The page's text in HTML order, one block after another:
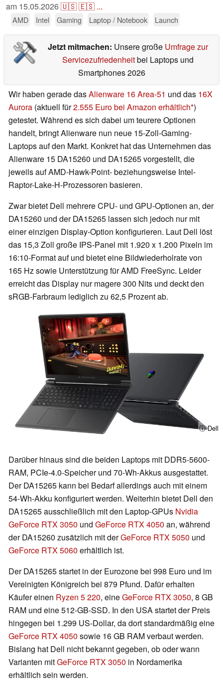
am 15.05.2026🇺🇸🇪🇸 ...
AMD Intel Gaming Laptop / Notebook Launch
Jetzt mitmachen: Unsere große Umfrage zur
Servicezufriedenheitbei Laptops und
Smartphones 2026
Wir haben gerade dasAlienware 16 Area-51 und das 16X
Aurora (aktuell für2.555 Euro bei Amazon erhältlich )
getestet. Während es sich dabei um teurere Optionen
handelt, bringt Alienware nun neue 15-Zoll-Gaming-
Laptops auf den Markt. Konkret hat das Unternehmen das
Alienware 15 DA15260 und DA15265 vorgestellt, die
jeweils auf AMD-Hawk-Point- beziehungsweise Intel-
Raptor-Lake-H-Prozessoren basieren.
Zwar bietet Dell mehrere CPU- und GPU-Optionen an, der
DA15260 und der DA15265 lassen sich jedoch nur mit
einer einzigen Display-Option konfigurieren. Laut Dell löst
das 15,3 Zoll große IPS-Panel mit 1.920 x 1.200 Pixeln im
16:10-Format auf und bietet eine Bildwiederholrate von
165 Hz sowie Unterstützung für AMD FreeSync. Leider
erreicht das Display nur magere 300 Nits und deckt den
sRGB-Farbraum lediglich zu 62,5 Prozent ab.
ⓘ Dell
Darüber hinaus sind die beiden Laptops mit DDR5-5600-
RAM, PCIe-4.0-Speicher und 70-Wh-Akkus ausgestattet.
Der DA15265 kann bei Bedarf allerdings auch mit einem
54-Wh-Akku konfiguriert werden. Weiterhin bietet Dell den
DA15265 ausschließlich mit den Laptop-GPUs Nvidia
GeForce RTX 3050 und GeForce RTX 4050 an, während
der DA15260 zusätzlich mit derGeForce RTX 5050 und
GeForce RTX 5060 erhältlich ist.
Der DA15265 startet in der Eurozone bei 998 Euro und im
Vereinigten Königreich bei 879 Pfund. Dafür erhalten
Käufer einen Ryzen 5 220, eineGeForce RTX 3050, 8 GB
RAM und eine 512-GB-SSD. In den USA startet der Preis
hingegen bei 1.299 US-Dollar, da dort standardmäßig eine
GeForce RTX 4050 sowie 16 GB RAM verbaut werden.
Bislang hat Dell nicht bekannt gegeben, ob oder wann
Varianten mitGeForce RTX 3050 in Nordamerika
erhältlich sein werden.